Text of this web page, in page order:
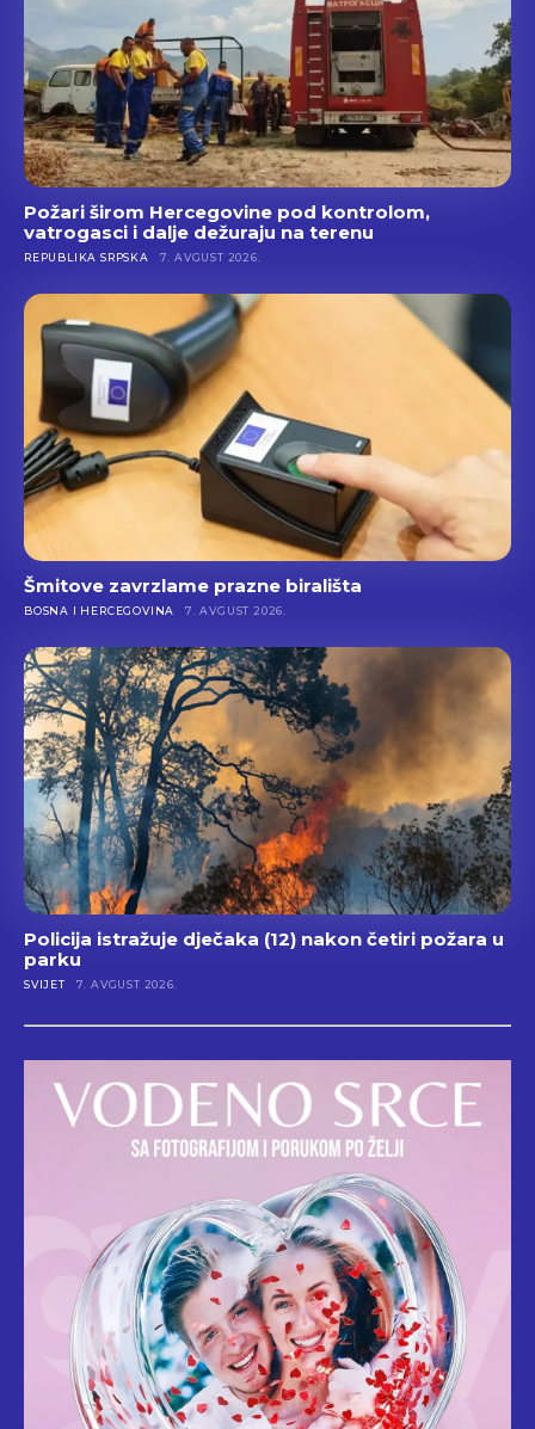
Požari širom Hercegovine pod kontrolom,
vatrogasci i dalje dežuraju na terenu
REPUBLIKA SRPSKA 7. AVGUST 2026.
Šmitove zavrzlame prazne birališta
BOSNA I HERCEGOVINA 7. AVGUST 2026.
Policija istražuje dječaka (12) nakon četiri požara u
parku
SVIJET 7. AVGUST 2026.